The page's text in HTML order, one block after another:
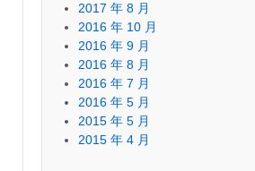
2017 年 8 月
2016 年 10 月
2016 年 9 月
2016 年 8 月
2016 年 7 月
2016 年 5 月
2015 年 5 月
2015 年 4 月